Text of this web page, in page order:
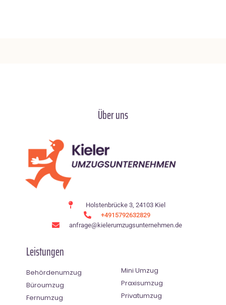
Über uns
Holstenbrücke 3, 24103 Kiel
+4915792632829
anfrage@kielerumzugsunternehmen.de
Leistungen
Behördenumzug
Büroumzug
Fernumzug
Mini Umzug
Praxisumzug
Privatumzug